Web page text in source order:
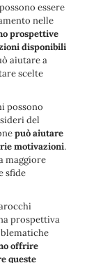
essere
nelle
prospettive
disponibili
aiutare a
scelte
possono
del
può aiutare
motivazioni.
maggiore
sfide
prospettiva
offrire
queste